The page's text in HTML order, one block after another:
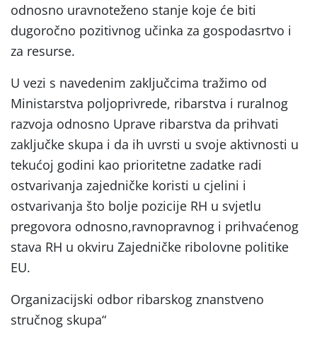
odnosno uravnoteženo stanje koje će biti
dugoročno pozitivnog učinka za gospodasrtvo i
za resurse.
U vezi s navedenim zaključcima tražimo od
Ministarstva poljoprivrede, ribarstva i ruralnog
razvoja odnosno Uprave ribarstva da prihvati
zaključke skupa i da ih uvrsti u svoje aktivnosti u
tekućoj godini kao prioritetne zadatke radi
ostvarivanja zajedničke koristi u cjelini i
ostvarivanja što bolje pozicije RH u svjetlu
pregovora odnosno,ravnopravnog i prihvaćenog
stava RH u okviru Zajedničke ribolovne politike
EU.
Organizacijski odbor ribarskog znanstveno
stručnog skupa“